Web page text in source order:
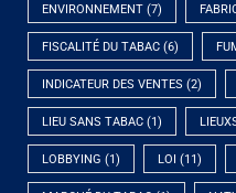
ENVIRONNEMENT(7)
FISCALITÉ DU TABAC(6)
INDICATEUR DES VENTES (2)
LIEU SANS TABAC(1)
LOBBYING (1) LOI (11)